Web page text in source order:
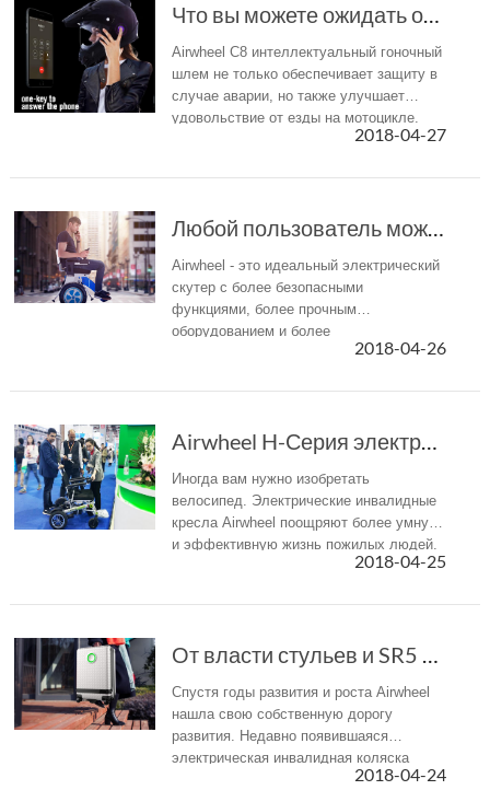
Что вы можете ожидать от шлема? Airwheel C8 у...
Airwheel C8 интеллектуальный гоночный
шлем не только обеспечивает защиту в
случае аварии, но также улучшает
удовольствие от езды на мотоцикле.
2018-04-27
Любой пользователь может запустить новый стил...
Airwheel - это идеальный электрический
скутер с более безопасными
функциями, более прочным
оборудованием и более
интеллектуальным программным
новый стиль путешествия с Airwheel -
2018-04-26
Airwheel H-Серия электрических инвалидных кол...
Иногда вам нужно изобретать
велосипед. Электрические инвалидные
кресла Airwheel поощряют более умную
и эффективную жизнь пожилых людей.
2018-04-25
От власти стульев и SR5 смарт камера, чтобы у...
Спустя годы развития и роста Airwheel
нашла свою собственную дорогу
развития. Недавно появившаяся
электрическая инвалидная коляска
Airwheel и умный чемодан дали нам
2018-04-24